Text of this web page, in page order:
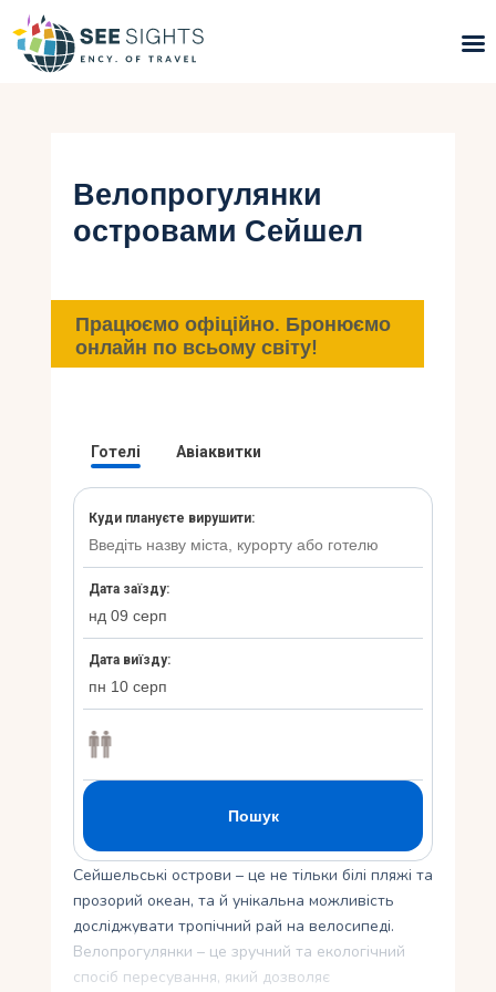
Гарячі тури
Типи Турів
Інфо
Контакти
Велопрогулянки
островами Сейшел
Працюємо офіційно. Бронюємо
онлайн по всьому світу!
Сейшельські острови – це не тільки білі пляжі та
прозорий океан, та й унікальна можливість
досліджувати тропічний рай на велосипеді.
Велопрогулянки – це зручний та екологічний
спосіб пересування, який дозволяє